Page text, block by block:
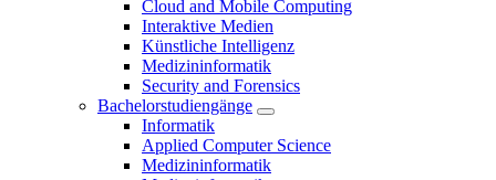
Cloud and Mobile Computing
Interaktive Medien
Künstliche Intelligenz
Medizininformatik
Security and Forensics
Bachelorstudiengänge
Informatik
Applied Computer Science
Medizininformatik